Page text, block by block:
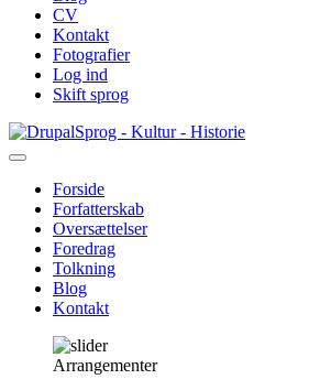
CV
Kontakt
Fotografier
Log ind
Skift sprog
Gå
til
Sprog - Kultur - Historie
Primær
navigation
Forside
Forfatterskab
Oversættelser
Foredrag
Tolkning
Blog
Kontakt
Arrangementer